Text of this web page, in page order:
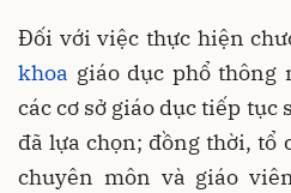
Đối với việc thực hiện
khoa giáo dục phổ thông
các cơ sở giáo dục tiếp tục
đã lựa chọn; đồng thời, tổ
chuyên môn và giáo